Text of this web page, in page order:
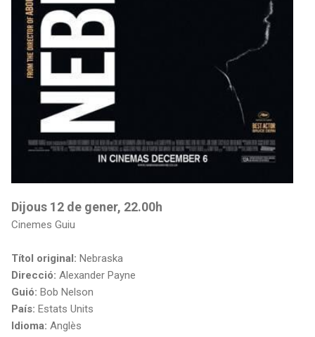
Dijous 12 de gener, 22.00h
Cinemes Guiu
Títol original: Nebraska
Direcció: Alexander Payne
Guió: Bob Nelson
País: Estats Units
Idioma: Anglès